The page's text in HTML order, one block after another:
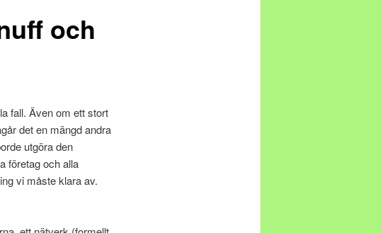
och
fall. Även om ett stort
det en mängd andra
utgöra den
företag och alla
vi måste klara av.